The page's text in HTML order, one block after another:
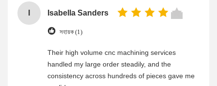
Isabella Sanders
সহায়ক (1)
Their high volume cnc machining services
handled my large order steadily, and the
consistency across hundreds of pieces gave me